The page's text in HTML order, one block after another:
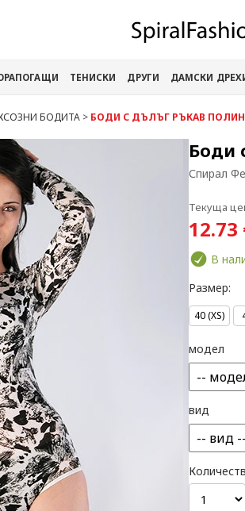
ТЕНИСКИ ДРУГИ ДАМСКИ
БОДИТА > БОДИ С ДЪЛЪГ РЪКАВ
Боди
Спирал
Текуща
12.73
В
Размер:
40 (XS)
модел
вид